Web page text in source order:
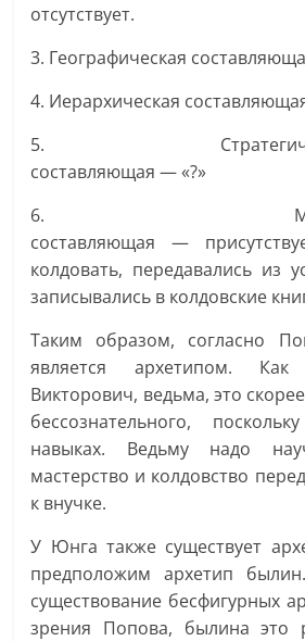
отсутствует.
3. Географическая
4. Иерархическая
5. Стратегическо-
составляющая — «?»
6.
составляющая —
колдовать, передавались из
записывались в колдовские
Таким образом, согласно
является архетипом.
Викторович, ведьма, это
бессознательного,
навыках. Ведьму надо
мастерство и колдовство
к внучке.
У Юнга также существует
предположим архетип
существование бесфигурных
зрения Попова, былина это